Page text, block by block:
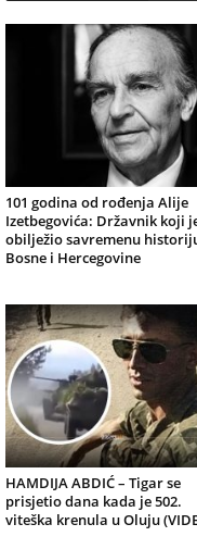
101 godina od rođenja Alije
Izetbegovića: Državnik koji
obilježio savremenu
Bosne i Hercegovine
HAMDIJA ABDIĆ – Tigar se
prisjetio dana kada je 502.
viteška krenula u Oluju